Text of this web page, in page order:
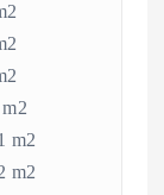
m2
m2